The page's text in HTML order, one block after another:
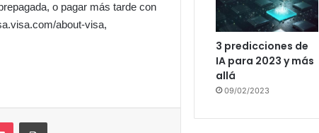
o pagar más tarde con
about-visa,
Pocket Imprimir
3 predicciones de
IA para 2023 y más
allá
09/02/2023